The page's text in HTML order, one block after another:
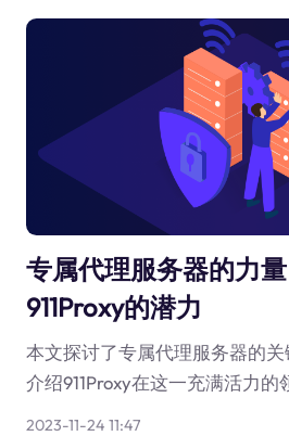
专属代理服务器的力
911Proxy的潜力
本文探讨了专属代理服务器的
介绍911Proxy在这一充满活力的
2023-11-24 11:47